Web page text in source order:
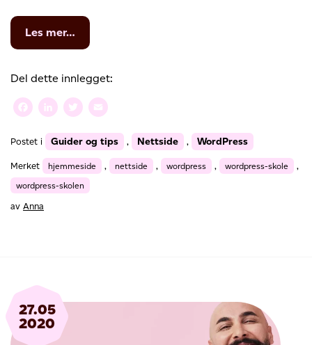
Les mer…
WordPress-
Installer
WordPress
og
publisere
Del dette innlegget:
Facebook
LinkedIn
Twitter
Postet i Guider og tips , Nettside , WordPress
Merket hjemmeside , nettside , wordpress , wordpress-skole
,
wordpress-skolen
av Anna
27.05
2020